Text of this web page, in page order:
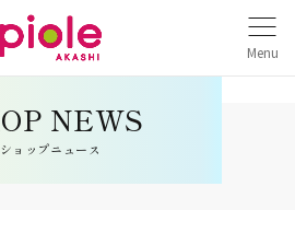
Menu
ショップニュース